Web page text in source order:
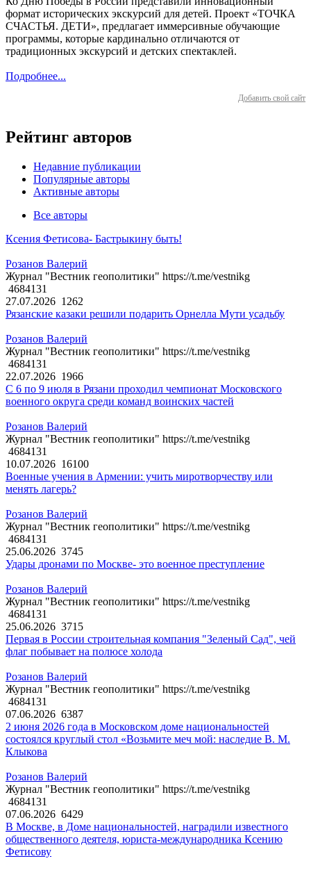
формат исторических экскурсий для детей. Проект «ТОЧКА
СЧАСТЬЯ. ДЕТИ», предлагает иммерсивные обучающие
программы, которые кардинально отличаются от
традиционных экскурсий и детских спектаклей.
Подробнее...
Добавить свой сайт
Рейтинг авторов
Недавние публикации
Популярные авторы
Активные авторы
Все авторы
Ксения Фетисова- Бастрыкину быть!
Розанов Валерий
Журнал "Вестник геополитики" https://t.me/vestnikg
4684131
27.07.2026 1262
Рязанские казаки решили подарить Орнелла Мути усадьбу
Розанов Валерий
Журнал "Вестник геополитики" https://t.me/vestnikg
4684131
22.07.2026 1966
С 6 по 9 июля в Рязани проходил чемпионат Московского
военного округа среди команд воинских частей
Розанов Валерий
Журнал "Вестник геополитики" https://t.me/vestnikg
4684131
10.07.2026 16100
Военные учения в Армении: учить миротворчеству или
менять лагерь?
Розанов Валерий
Журнал "Вестник геополитики" https://t.me/vestnikg
4684131
25.06.2026 3745
Удары дронами по Москве- это военное преступление
Розанов Валерий
Журнал "Вестник геополитики" https://t.me/vestnikg
4684131
25.06.2026 3715
Первая в России строительная компания "Зеленый Сад", чей
флаг побывает на полюсе холода
Розанов Валерий
Журнал "Вестник геополитики" https://t.me/vestnikg
4684131
07.06.2026 6387
2 июня 2026 года в Московском доме национальностей
состоялся круглый стол «Возьмите меч мой: наследие В. М.
Клыкова
Розанов Валерий
Журнал "Вестник геополитики" https://t.me/vestnikg
4684131
07.06.2026 6429
В Москве, в Доме национальностей, наградили известного
общественного деятеля, юриста-международника Ксению
Фетисову